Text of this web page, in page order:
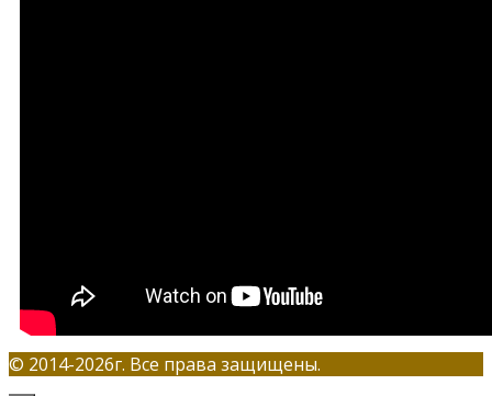
© 2014-2026г. Все права защищены.